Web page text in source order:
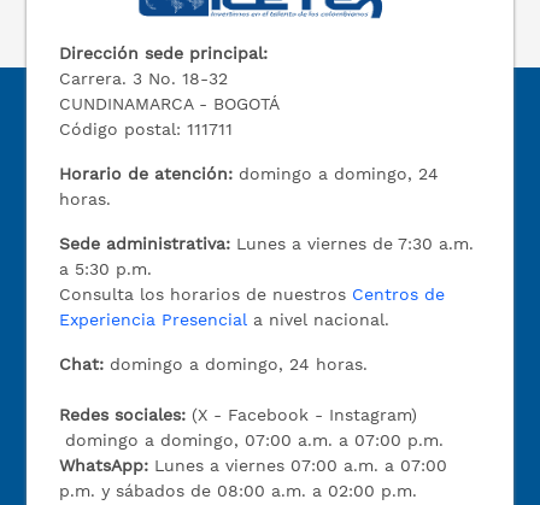
Dirección sede principal:
Carrera. 3 No. 18-32
CUNDINAMARCA - BOGOTÁ
Código postal: 111711
Horario de atención: domingo a domingo, 24
horas.
Sede administrativa: Lunes a viernes de 7:30 a.m.
a 5:30 p.m.
Consulta los horarios de nuestros Centros de
Experiencia Presencial a nivel nacional.
Chat: domingo a domingo, 24 horas.
Redes sociales: (X - Facebook - Instagram)
domingo a domingo, 07:00 a.m. a 07:00 p.m.
WhatsApp: Lunes a viernes 07:00 a.m. a 07:00
p.m. y sábados de 08:00 a.m. a 02:00 p.m.